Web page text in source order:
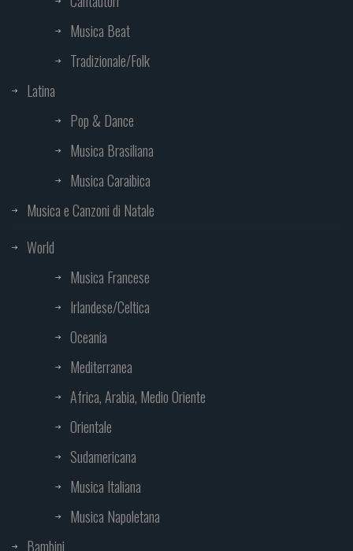
Musica Beat
Tradizionale/Folk
Latina
Pop & Dance
Musica Brasiliana
Musica Caraibica
Musica e Canzoni di Natale
World
Musica Francese
Irlandese/Celtica
Oceania
Mediterranea
Africa, Arabia, Medio Oriente
Orientale
Sudamericana
Musica Italiana
Musica Napoletana
Bambini